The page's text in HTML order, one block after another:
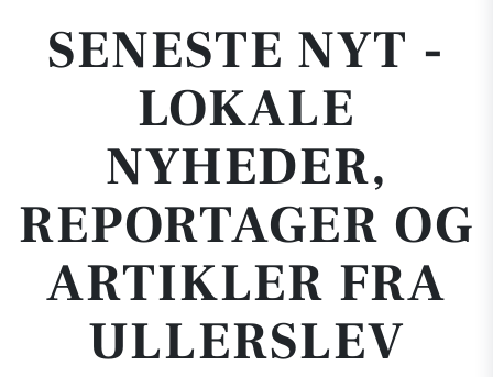
SENESTE NYT -
LOKALE
NYHEDER,
REPORTAGER OG
ARTIKLER FRA
ULLERSLEV